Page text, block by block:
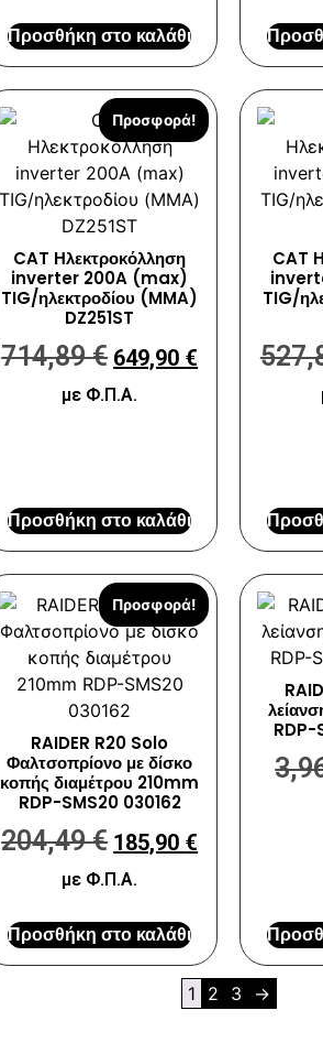
Προσθήκη στο καλάθι
Προσφορά!
CAT Ηλεκτροκόλληση
inverter 200A (max)
TIG/ηλεκτροδίου (MMA)
DZ251ST
714,89€ 649,90 €
με Φ.Π.Α.
Προσθήκη στο καλάθι
CAT
TIG/
Προσφορά!
RAIDER R20 Solo
Φαλτσοπρίονο με δίσκο
κοπής διαμέτρου 210mm
RDP-SMS20 030162
204,49€ 185,90 €
με Φ.Π.Α.
Προσθήκη στο καλάθι
RDP-
1 2 3 →